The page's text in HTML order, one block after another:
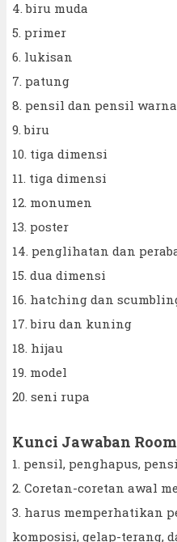
4. biru muda
5. primer
6. lukisan
7. patung
8. pensil dan pensil warna
9. biru
10. tiga dimensi
11. tiga dimensi
12. monumen
13. poster
14. penglihatan dan
15. dua dimensi
16. hatching dan
17. biru dan kuning
18. hijau
19. model
20. seni rupa
Kunci Jawaban
1. pensil, penghapus,
2. Coretan-coretan awal
3. harus memperhatikan
komposisi, gelap-terang,